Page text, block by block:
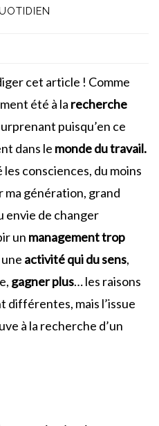
cet article ! Comme
été à la recherche
puisqu’en ce
dans le monde du travail.
consciences, du moins
ma génération, grand
envie de changer
un management trop
activité qui du sens,
gagner plus… les raisons
différentes, mais l’issue
à la recherche d’un